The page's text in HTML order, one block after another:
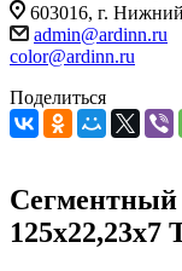
603016, г.
admin@ardinn.ru
color@ardinn.ru
Поделиться
Сегментный
125х22,23х7